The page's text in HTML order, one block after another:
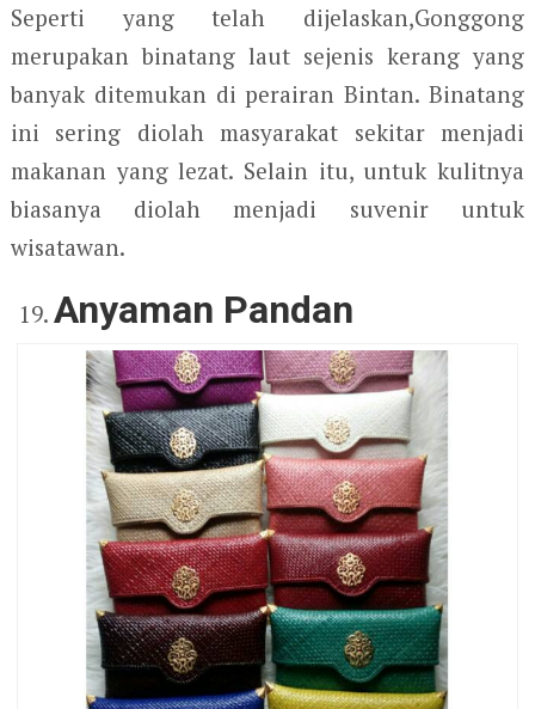
Seperti yang telah dijelaskan,Gonggong
merupakan binatang laut sejenis kerang yang
banyak ditemukan di perairan Bintan. Binatang
ini sering diolah masyarakat sekitar menjadi
makanan yang lezat. Selain itu, untuk kulitnya
biasanya diolah menjadi suvenir untuk
wisatawan.
Anyaman Pandan